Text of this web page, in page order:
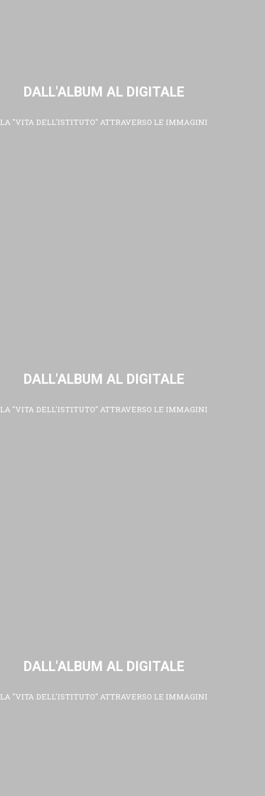
DALL'ALBUM AL DIGITALE
LA "VITA DELL'ISTITUTO" ATTRAVERSO LE IMMAGINI
DALL'ALBUM AL DIGITALE
LA "VITA DELL'ISTITUTO" ATTRAVERSO LE IMMAGINI
DALL'ALBUM AL DIGITALE
LA "VITA DELL'ISTITUTO" ATTRAVERSO LE IMMAGINI